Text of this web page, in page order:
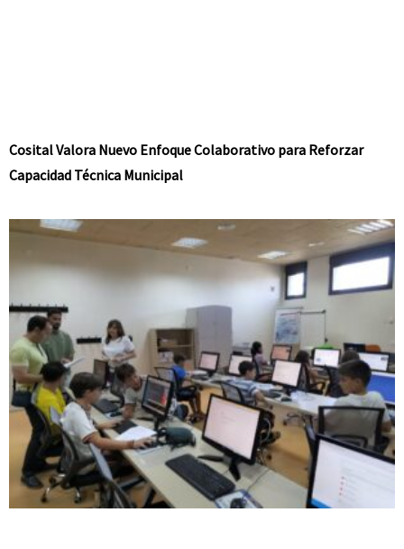
Cosital Valora Nuevo Enfoque Colaborativo para Reforzar
Capacidad Técnica Municipal